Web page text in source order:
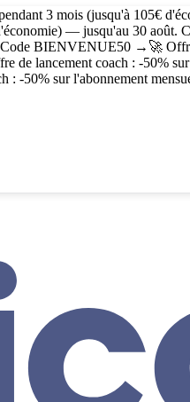
3 mois (jusqu'à 105€
— jusqu'au 30 août.
BIENVENUE50 → 🚀
de lancement coach : -50%
: -50% sur l'abonnement